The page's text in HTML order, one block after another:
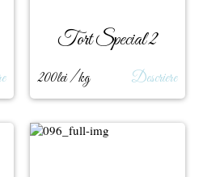
Tort Special 2
200lei / kg Descriere